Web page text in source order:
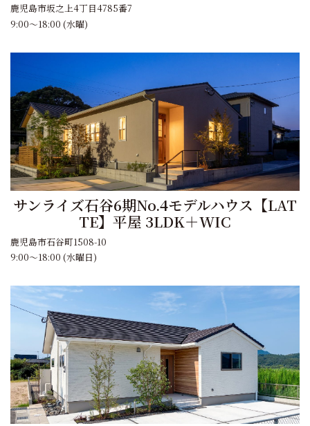
鹿児島市坂之上4丁目4785番7
9:00～18:00 (水曜)
サンライズ石谷6期No.4モデルハウス【LAT
TE】平屋 3LDK＋WIC
鹿児島市石谷町1508-10
9:00～18:00 (水曜日)